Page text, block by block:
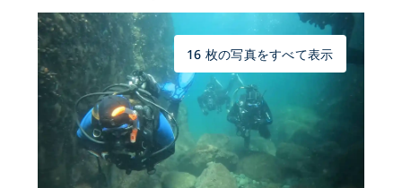
16 枚の写真をすべて表示